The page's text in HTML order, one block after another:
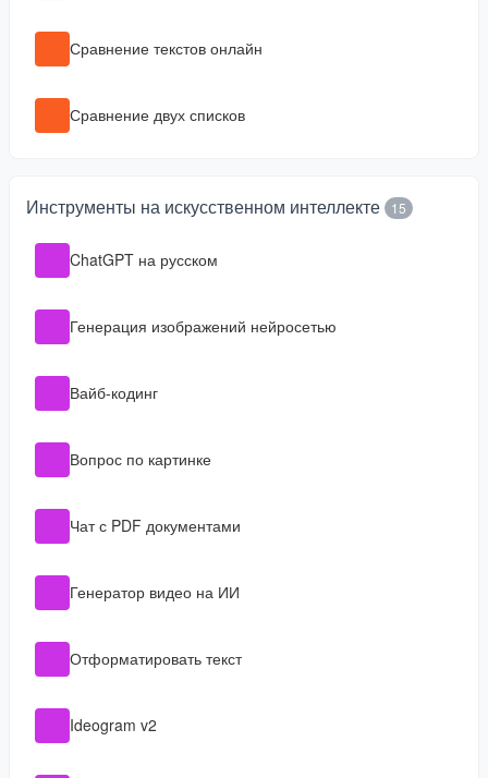
Сравнение текстов онлайн
Сравнение двух списков
Инструменты на искусственном интеллекте 15
ChatGPT на русском
Генерация изображений нейросетью
Вайб-кодинг
Вопрос по картинке
Чат с PDF документами
Генератор видео на ИИ
Отформатировать текст
Ideogram v2